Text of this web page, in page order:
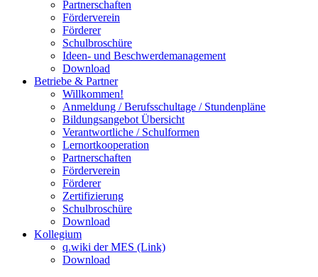
Partnerschaften
Förderverein
Förderer
Schulbroschüre
Ideen- und Beschwerdemanagement
Download
Betriebe & Partner
Willkommen!
Anmeldung / Berufsschultage / Stundenpläne
Bildungsangebot Übersicht
Verantwortliche / Schulformen
Lernortkooperation
Partnerschaften
Förderverein
Förderer
Zertifizierung
Schulbroschüre
Download
Kollegium
q.wiki der MES (Link)
Download